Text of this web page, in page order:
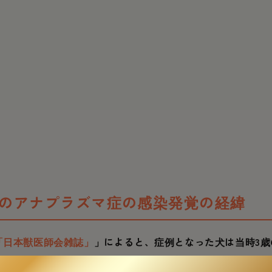
アナプラズマ症の感染発覚の経緯
日本獣医師会雑誌」
」によると、症例となった犬は当時3
ズーで、公園で散歩した後にマダニが顔に付いていたのを